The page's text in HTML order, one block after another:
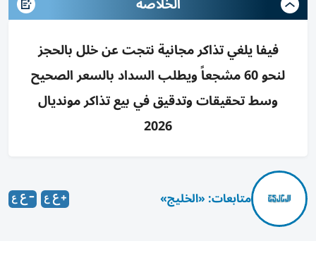
فيفا يلغي تذاكر مجانية نتجت عن خلل بالحجز
لنحو 60 مشجعاً ويطلب السداد بالسعر الصحيح
وسط تحقيقات وتدقيق في بيع تذاكر مونديال
2026
متابعات: «الخليج»